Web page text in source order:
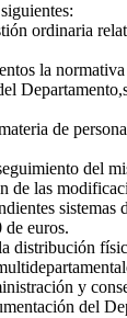
ordinaria
la
de
del
las
euros.
distribución
y
del